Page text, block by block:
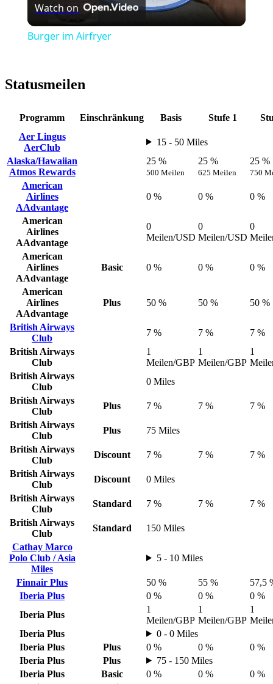
Video
Watch on
Burger im Airfryer
Statusmeilen
Programm Einschränkung Basis Stufe 1
Aer Lingus
AerClub
15 - 50 Miles
Alaska/Hawaiian
Atmos Rewards
25 %
500 Meilen
25 %
625 Meilen
25 %
750
American
Airlines
AAdvantage
0 % 0 % 0 %
American
Airlines
AAdvantage
0
Meilen/USD
0
Meilen/USD
0
American
Airlines
AAdvantage
Basic 0 % 0 % 0 %
American
Airlines
AAdvantage
Plus 50 % 50 % 50 %
British Airways
Club
7 % 7 %
7 %
British Airways
Club
1
Meilen/GBP
1
Meilen/GBP
1
British Airways
Club
0 Miles
British Airways
Club
Plus 7 % 7 %
7 %
British Airways
Club
Plus
75 Miles
British Airways
Club
Discount 7 % 7 %
7 %
British Airways
Club
Discount
0 Miles
British Airways
Club
Standard 7 % 7 %
7 %
British Airways
Club
Standard
150 Miles
Cathay Marco
Polo Club / Asia
Miles
5 - 10 Miles
Finnair Plus 50 % 55 %
57,5
Iberia Plus
0 % 0 %
0 %
Iberia Plus
1
Meilen/GBP
1
Meilen/GBP
1
Iberia Plus
0 - 0 Miles
Iberia Plus
Plus 0 % 0 %
0 %
Iberia Plus
Plus
75 - 150 Miles
Iberia Plus
Basic 0 % 0 %
0 %